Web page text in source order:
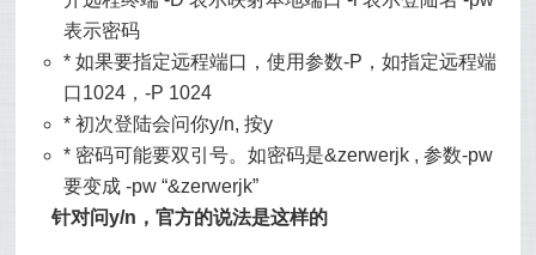
表示密码
* 如果要指定远程端口，使用参数-P，如指定远程端
口1024，-P 1024
* 初次登陆会问你y/n, 按y
* 密码可能要双引号。如密码是&zerwerjk , 参数-pw
要变成 -pw “&zerwerjk”
针对问y/n，官方的说法是这样的